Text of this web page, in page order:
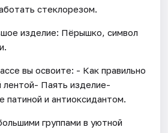
стеклорезом.
изделие: Пёрышко, символ
вы освоите: - Как правильно
лентой- Паять изделие-
патиной и антиоксидантом.
группами в уютной